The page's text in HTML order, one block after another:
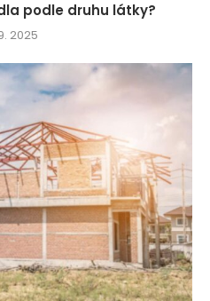
podle druhu látky?
2025